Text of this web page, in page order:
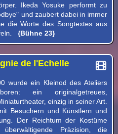
Ikeda Yosuke performt zu
und zaubert dabei in immer
die Worte des Songtextes aus
{Bühne 23}
de l'Echelle
wurde ein Kleinod des Ateliers
ein originalgetreues,
einzig in seiner Art.
Besuchern und Künstlern und
Der Reichtum der Kostüme
Präzision, die